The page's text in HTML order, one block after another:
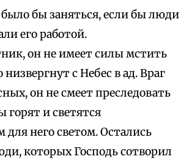
бы заняться, если бы люди
его работой.
он не имеет силы мстить
низвергнут с Небес в ад. Враг
он не смеет преследовать
горят и светятся
него светом. Остались
которых Господь сотворил